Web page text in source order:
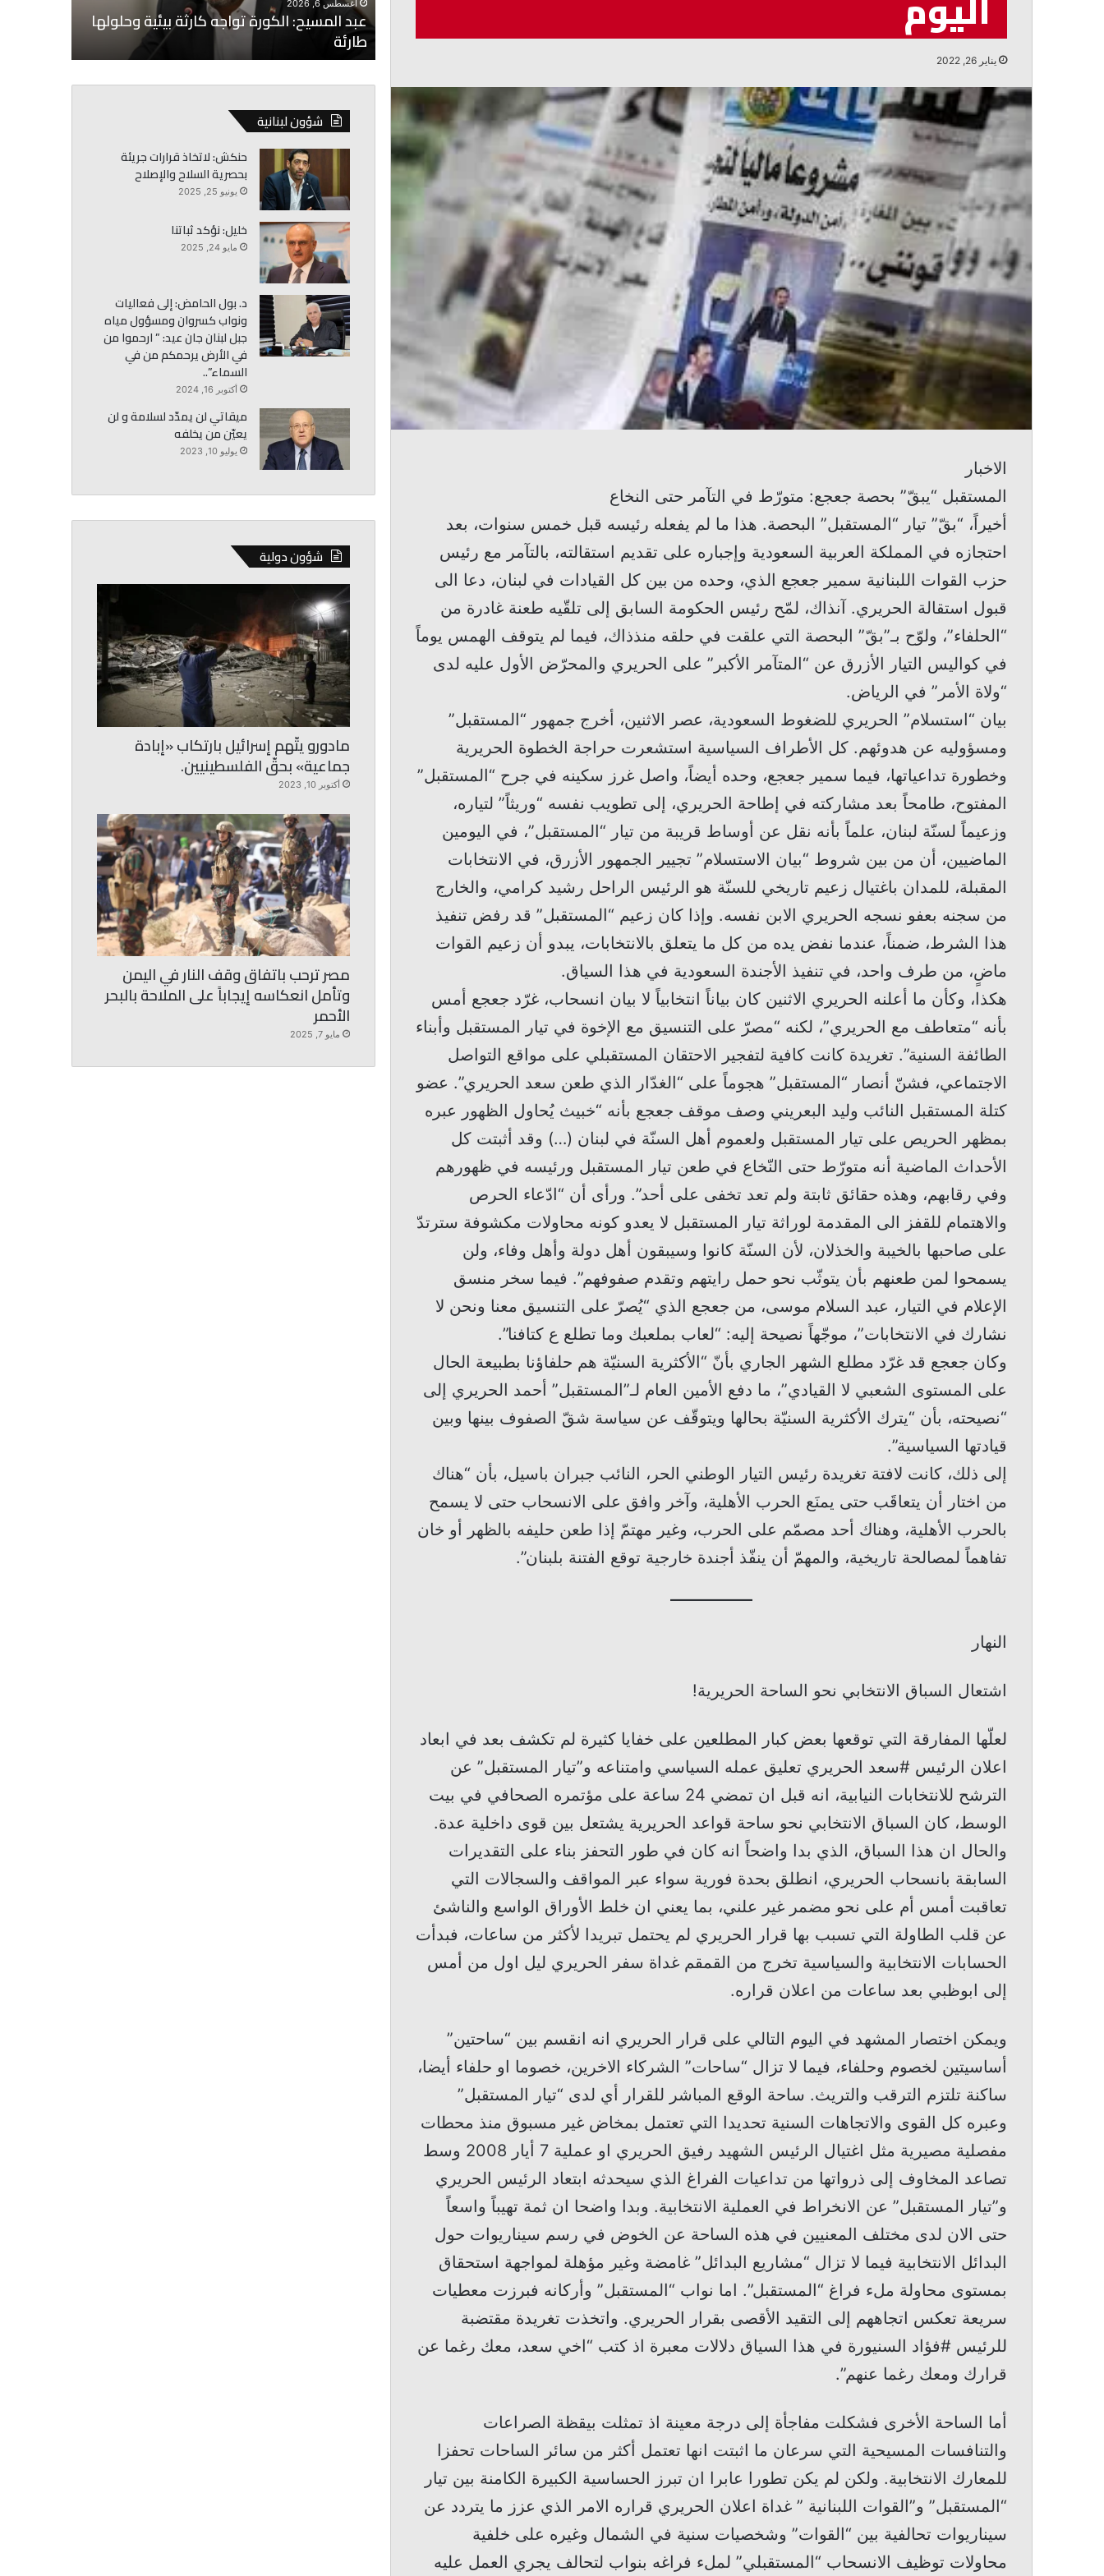
يناير 26, 2022
الاخبار
المستقبل “يبقّ” بحصة جعجع: متورّط في التآمر حتى النخاع
أخيراً، “بقّ” تيار “المستقبل” البحصة. هذا ما لم يفعله رئيسه قبل خمس سنوات، بعد
احتجازه في المملكة العربية السعودية وإجباره على تقديم استقالته، بالتآمر مع رئيس
حزب القوات اللبنانية سمير جعجع الذي، وحده من بين كل القيادات في لبنان، دعا الى
قبول استقالة الحريري. آنذاك، لمّح رئيس الحكومة السابق إلى تلقّيه طعنة غادرة من
“الحلفاء”، ولوّح بـ”بقّ” البحصة التي علقت في حلقه منذذاك، فيما لم يتوقف الهمس يوماً
في كواليس التيار الأزرق عن “المتآمر الأكبر” على الحريري والمحرّض الأول عليه لدى
“ولاة الأمر” في الرياض.
بيان “استسلام” الحريري للضغوط السعودية، عصر الاثنين، أخرج جمهور “المستقبل”
ومسؤوليه عن هدوئهم. كل الأطراف السياسية استشعرت حراجة الخطوة الحريرية
وخطورة تداعياتها، فيما سمير جعجع، وحده أيضاً، واصل غرز سكينه في جرح “المستقبل”
المفتوح، طامحاً بعد مشاركته في إطاحة الحريري، إلى تطويب نفسه “وريثاً” لتياره،
وزعيماً لسنّة لبنان، علماً بأنه نقل عن أوساط قريبة من تيار “المستقبل”، في اليومين
الماضيين، أن من بين شروط “بيان الاستسلام” تجيير الجمهور الأزرق، في الانتخابات
المقبلة، للمدان باغتيال زعيم تاريخي للسنّة هو الرئيس الراحل رشيد كرامي، والخارج
من سجنه بعفو نسجه الحريري الابن نفسه. وإذا كان زعيم “المستقبل” قد رفض تنفيذ
هذا الشرط، ضمناً، عندما نفض يده من كل ما يتعلق بالانتخابات، يبدو أن زعيم القوات
ماضٍ، من طرف واحد، في تنفيذ الأجندة السعودية في هذا السياق.
هكذا، وكأن ما أعلنه الحريري الاثنين كان بياناً انتخابياً لا بيان انسحاب، غرّد جعجع أمس
بأنه “متعاطف مع الحريري”، لكنه “مصرّ على التنسيق مع الإخوة في تيار المستقبل وأبناء
الطائفة السنية”. تغريدة كانت كافية لتفجير الاحتقان المستقبلي على مواقع التواصل
الاجتماعي، فشنّ أنصار “المستقبل” هجوماً على “الغدّار الذي طعن سعد الحريري”. عضو
كتلة المستقبل النائب وليد البعريني وصف موقف جعجع بأنه “خبيث يُحاول الظهور عبره
بمظهر الحريص على تيار المستقبل ولعموم أهل السنّة في لبنان (…) وقد أثبتت كل
الأحداث الماضية أنه متورّط حتى النّخاع في طعن تيار المستقبل ورئيسه في ظهورهم
وفي رقابهم، وهذه حقائق ثابتة ولم تعد تخفى على أحد”. ورأى أن “ادّعاء الحرص
والاهتمام للقفز الى المقدمة لوراثة تيار المستقبل لا يعدو كونه محاولات مكشوفة سترتدّ
على صاحبها بالخيبة والخذلان، لأن السنّة كانوا وسيبقون أهل دولة وأهل وفاء، ولن
يسمحوا لمن طعنهم بأن يتوثّب نحو حمل رايتهم وتقدم صفوفهم”. فيما سخر منسق
الإعلام في التيار، عبد السلام موسى، من جعجع الذي “يُصرّ على التنسيق معنا ونحن لا
نشارك في الانتخابات”، موجّهاً نصيحة إليه: “لعاب بملعبك وما تطلع ع كتافنا”.
وكان جعجع قد غرّد مطلع الشهر الجاري بأنّ “الأكثرية السنيّة هم حلفاؤنا بطبيعة الحال
على المستوى الشعبي لا القيادي”، ما دفع الأمين العام لـ”المستقبل” أحمد الحريري إلى
“نصيحته، بأن “يترك الأكثرية السنيّة بحالها ويتوقّف عن سياسة شقّ الصفوف بينها وبين
قيادتها السياسية”.
إلى ذلك، كانت لافتة تغريدة رئيس التيار الوطني الحر، النائب جبران باسيل، بأن “هناك
من اختار أن يتعاقَب حتى يمنَع الحرب الأهلية، وآخر وافق على الانسحاب حتى لا يسمح
بالحرب الأهلية، وهناك أحد مصمّم على الحرب، وغير مهتمّ إذا طعن حليفه بالظهر أو خان
تفاهماً لمصالحة تاريخية، والمهمّ أن ينفّذ أجندة خارجية توقع الفتنة بلبنان”.
النهار
اشتعال السباق الانتخابي نحو الساحة الحريرية!
لعلّها المفارقة التي توقعها بعض كبار المطلعين على خفايا كثيرة لم تكشف بعد في ابعاد
اعلان الرئيس #سعد الحريري تعليق عمله السياسي وامتناعه و”تيار المستقبل” عن
الترشح للانتخابات النيابية، انه قبل ان تمضي 24 ساعة على مؤتمره الصحافي في بيت
الوسط، كان السباق الانتخابي نحو ساحة قواعد الحريرية يشتعل بين قوى داخلية عدة.
والحال ان هذا السباق، الذي بدا واضحاً انه كان في طور التحفز بناء على التقديرات
السابقة بانسحاب الحريري، انطلق بحدة فورية سواء عبر المواقف والسجالات التي
تعاقبت أمس أم على نحو مضمر غير علني، بما يعني ان خلط الأوراق الواسع والناشئ
عن قلب الطاولة التي تسبب بها قرار الحريري لم يحتمل تبريدا لأكثر من ساعات، فبدأت
الحسابات الانتخابية والسياسية تخرج من القمقم غداة سفر الحريري ليل اول من أمس
إلى ابوظبي بعد ساعات من اعلان قراره.
ويمكن اختصار المشهد في اليوم التالي على قرار الحريري انه انقسم بين “ساحتين”
أساسيتين لخصوم وحلفاء، فيما لا تزال “ساحات” الشركاء الاخرين، خصوما او حلفاء أيضا،
ساكنة تلتزم الترقب والتريث. ساحة الوقع المباشر للقرار أي لدى “تيار المستقبل”
وعبره كل القوى والاتجاهات السنية تحديدا التي تعتمل بمخاض غير مسبوق منذ محطات
مفصلية مصيرية مثل اغتيال الرئيس الشهيد رفيق الحريري او عملية 7 أيار 2008 وسط
تصاعد المخاوف إلى ذرواتها من تداعيات الفراغ الذي سيحدثه ابتعاد الرئيس الحريري
و”تيار المستقبل” عن الانخراط في العملية الانتخابية. وبدا واضحا ان ثمة تهيباً واسعاً
حتى الان لدى مختلف المعنيين في هذه الساحة عن الخوض في رسم سيناريوات حول
البدائل الانتخابية فيما لا تزال “مشاريع البدائل” غامضة وغير مؤهلة لمواجهة استحقاق
بمستوى محاولة ملء فراغ “المستقبل”. اما نواب “المستقبل” وأركانه فبرزت معطيات
سريعة تعكس اتجاههم إلى التقيد الأقصى بقرار الحريري. واتخذت تغريدة مقتضبة
للرئيس #فؤاد السنيورة في هذا السياق دلالات معبرة اذ كتب “اخي سعد، معك رغما عن
قرارك ومعك رغما عنهم”.
أما الساحة الأخرى فشكلت مفاجأة إلى درجة معينة اذ تمثلت بيقظة الصراعات
والتنافسات المسيحية التي سرعان ما اثبتت انها تعتمل أكثر من سائر الساحات تحفزا
للمعارك الانتخابية. ولكن لم يكن تطورا عابرا ان تبرز الحساسية الكبيرة الكامنة بين تيار
“المستقبل” و”القوات اللبنانية ” غداة اعلان الحريري قراره الامر الذي عزز ما يتردد عن
سيناريوات تحالفية بين “القوات” وشخصيات سنية في الشمال وغيره على خلفية
محاولات توظيف الانسحاب “المستقبلي” لملء فراغه بنواب لتحالف يجري العمل عليه
الخازن: الالتفاف حول الدولة ضرورة لمواجهة
التحديات الجميّل: قانون إعلام يضمن الحرية والاستقلالية
طارئةأغسطس 6, 2026
عبد المسيح: الكورة تواجه كارثة بيئية وحلولها
طارئة
شؤون لبنانية
حنكش: لاتخاذ قرارات جريئة
بحصرية السلاح والإصلاح
يونيو 25, 2025
خليل: نؤكد ثباتنا
مايو 24, 2025
د. بول الحامض: إلى فعاليات
ونواب كسروان ومسؤول مياه
جبل لبنان جان عيد: ” ارحموا من
في الأرض يرحمكم من في
السماء”..
أكتوبر 16, 2024
ميقاتي لن يمدّد لسلامة و لن
يعيّن من يخلفه
يوليو 10, 2023
شؤون دولية
مادورو يتّهم إسرائيل بارتكاب «إبادة
جماعية» بحقّ الفلسطينيين.
أكتوبر 10, 2023
مصر ترحب باتفاق وقف النار في اليمن
وتأمل انعكاسه إيجاباً على الملاحة بالبحر
الأحمر
مايو 7, 2025